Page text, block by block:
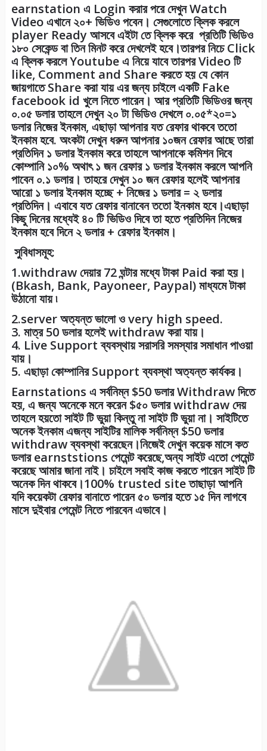
earnstation এ Login করার পরে দেখুন Watch
Video এখানে ২০+ ভিডিও পবেন। সেগুলোতে ক্লিক করলে
player Ready আসবে এইটা তে ক্লিক করে প্রতিটি ভিডিও
১৮০ সেকেন্ড বা তিন মিনট করে দেখলেই হবে।তারপর নিচে Click
এ ক্লিক করলে Youtube এ নিয়ে যাবে তারপর Video টি
like, Comment and Share করতে হয় যে কোন
জায়গাতে Share করা যায় এর জন্য চাইলে একটি Fake
facebook id খুলে নিতে পারেন। আর প্রতিটি ভিডিওর জন্য
০.০৫ ডলার তাহলে দেখুন ২০ টা ভিডিও দেখলে ০.০৫*২০=১
ডলার নিজের ইনকাম, এছাড়া আপনার যত রেফার থাকবে ততো
ইনকাম হবে. অংকটা দেখুন ধরুন আপনার ১০জন রেফার আছে তারা
প্রতিদিন ১ ডলার ইনকাম করে তাহলে আপনাকে কমিশন দিবে
কোম্পানি ১০% অথাৎ ১ জন রেফার ১ ডলার ইনকাম করলে আপনি
পাবেন ০.১ ডলার। তাহরে দেখুন ১০ জন রেফার হলেই আপনার
আরো ১ ডলার ইনকাম হচ্ছে + নিজের ১ ডলার = ২ ডলার
প্রতিদিন। এবাবে যত রেফার বানাবেন ততো ইনকাম হবে।এছাড়া
কিছু দিনের মধ্যেই ৪০ টি ভিডিও দিবে তা হতে প্রতিদিন নিজের
ইনকাম হবে দিনে ২ ডলার + রেফার ইনকাম।
সুবিধাসমূহ:
1.withdraw দেয়ার 72 ঘন্টার মধ্যে টাকা Paid করা হয়।
(Bkash, Bank, Payoneer, Paypal) মাধ্যমে টাকা
উঠানো যায় ৷
2.server অত্যন্ত ভালো ও very high speed.
3. মাত্র 50 ডলার হলেই withdraw করা যায়।
4. Live Support ব্যবস্থায় সরাসরি সমস্যার সমাধান পাওয়া
যায়।
5. এছাড়া কোম্পানির Support ব্যবস্থা অত্যন্ত কার্যকর।
Earnstations এ সর্বনিম্ন $50 ডলার Withdraw দিতে
হয়, এ জন্য অনেকে মনে করেন $৫০ ডলার withdraw দেয়
তাহলে হয়তো সাইট টি ভুয়া কিন্তু না সাইট টি ভুয়া না। সাইটিতে
অনেক ইনকাম এজন্য সাইটির মালিক সর্বনিম্ন $50 ডলার
withdraw ব্যবস্থা করেছেন।নিজেই দেখুন কয়েক মাসে কত
ডলার earnststions পেমেন্ট করেছে,অন্য সাইট এতো পেমেন্ট
করেছে আমার জানা নাই। চাইলে সবাই কাজ করতে পারেন সাইট টি
অনেক দিন থাকবে।100% trusted site তাছাড়া আপনি
যদি কয়েকটা রেফার বানাতে পারেন ৫০ ডলার হতে ১৫ দিন লাগবে
মাসে দুইবার পেমেন্ট নিতে পারবেন এভাবে।